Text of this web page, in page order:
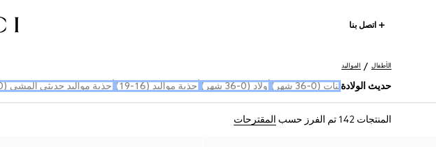
اتصل بنا
الأطفال المواليد
حديث الولادة بنات (0-36 شهر) أولاد (0-36 شهر) أحذية مواليد (16-19) أحذية مواليد حديثي المشي (20-26)
المنتجات 142 تم الفرز حسب المقترحات